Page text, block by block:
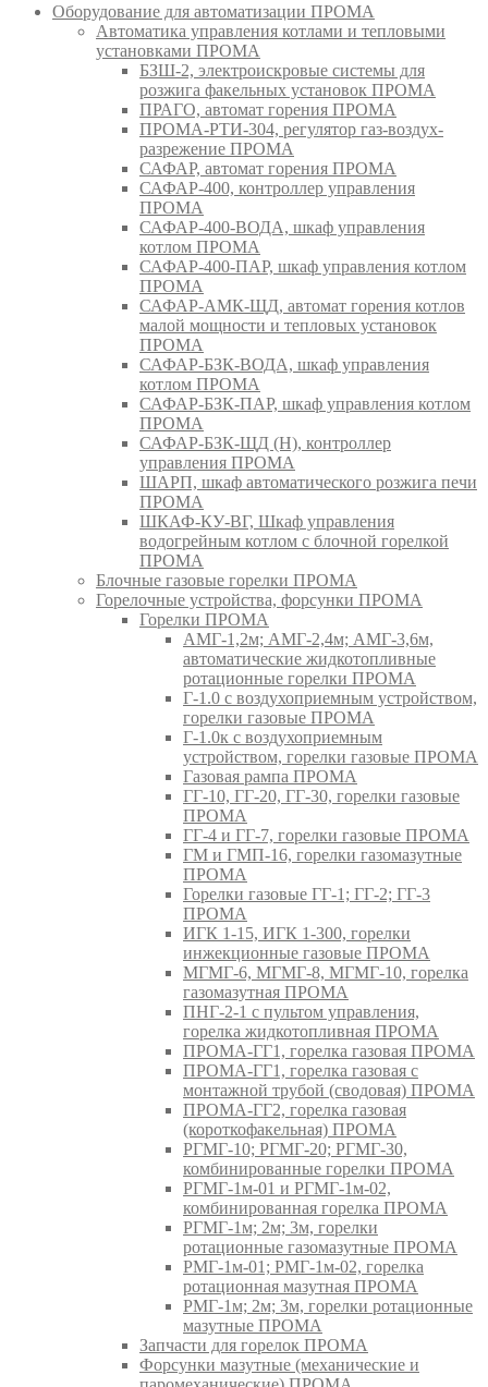
Оборудование для автоматизации ПРОМА
Автоматика управления котлами и тепловыми
установками ПРОМА
БЗШ-2, электроискровые системы для
розжига факельных установок ПРОМА
ПРАГО, автомат горения ПРОМА
ПРОМА-РТИ-304, регулятор газ-воздух-
разрежение ПРОМА
САФАР, автомат горения ПРОМА
САФАР-400, контроллер управления
ПРОМА
САФАР-400-ВОДА, шкаф управления
котлом ПРОМА
САФАР-400-ПАР, шкаф управления котлом
ПРОМА
САФАР-АМК-ЩД, автомат горения котлов
малой мощности и тепловых установок
ПРОМА
САФАР-БЗК-ВОДА, шкаф управления
котлом ПРОМА
САФАР-БЗК-ПАР, шкаф управления котлом
ПРОМА
САФАР-БЗК-ЩД (Н), контроллер
управления ПРОМА
ШАРП, шкаф автоматического розжига печи
ПРОМА
ШКАФ-КУ-ВГ, Шкаф управления
водогрейным котлом с блочной горелкой
ПРОМА
Блочные газовые горелки ПРОМА
Горелочные устройства, форсунки ПРОМА
Горелки ПРОМА
АМГ-1,2м; АМГ-2,4м; АМГ-3,6м,
автоматические жидкотопливные
ротационные горелки ПРОМА
Г-1.0 с воздухоприемным устройством,
горелки газовые ПРОМА
Г-1.0к с воздухоприемным
устройством, горелки газовые ПРОМА
Газовая рампа ПРОМА
ГГ-10, ГГ-20, ГГ-30, горелки газовые
ПРОМА
ГГ-4 и ГГ-7, горелки газовые ПРОМА
ГМ и ГМП-16, горелки газомазутные
ПРОМА
Горелки газовые ГГ-1; ГГ-2; ГГ-3
ПРОМА
ИГК 1-15, ИГК 1-300, горелки
инжекционные газовые ПРОМА
МГМГ-6, МГМГ-8, МГМГ-10, горелка
газомазутная ПРОМА
ПНГ-2-1 с пультом управления,
горелка жидкотопливная ПРОМА
ПРОМА-ГГ1, горелка газовая ПРОМА
ПРОМА-ГГ1, горелка газовая с
монтажной трубой (сводовая) ПРОМА
ПРОМА-ГГ2, горелка газовая
(короткофакельная) ПРОМА
РГМГ-10; РГМГ-20; РГМГ-30,
комбинированные горелки ПРОМА
РГМГ-1м-01 и РГМГ-1м-02,
комбинированная горелка ПРОМА
РГМГ-1м; 2м; 3м, горелки
ротационные газомазутные ПРОМА
РМГ-1м-01; РМГ-1м-02, горелка
ротационная мазутная ПРОМА
РМГ-1м; 2м; 3м, горелки ротационные
мазутные ПРОМА
Запчасти для горелок ПРОМА
Форсунки мазутные (механические и